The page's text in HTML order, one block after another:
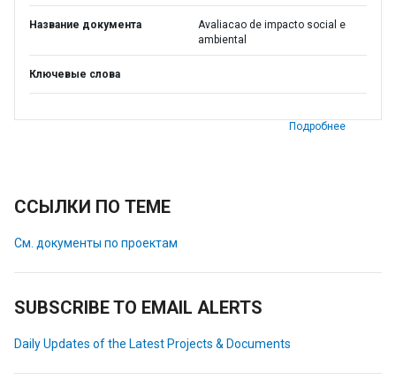
Название документа
Avaliacao de impacto social e
ambiental
Ключевые слова
Подробнее
ССЫЛКИ ПО ТЕМЕ
См. документы по проектам
SUBSCRIBE TO EMAIL ALERTS
Daily Updates of the Latest Projects & Documents